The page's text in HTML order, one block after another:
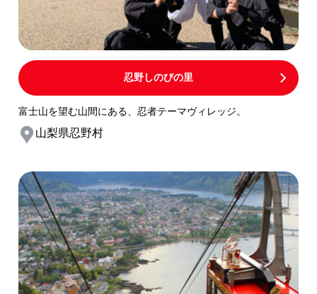
忍野しのびの里
富士山を望む山間にある、忍者テーマヴィレッジ。
山梨県忍野村